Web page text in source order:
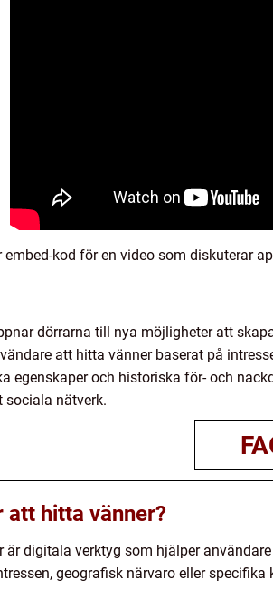
kod för en video som diskuterar
dörrarna till nya möjligheter att
att hitta vänner baserat på
egenskaper och historiska för- och
sociala nätverk.
att hitta vänner?
är digitala verktyg som hjälper
geografisk närvaro eller specifika